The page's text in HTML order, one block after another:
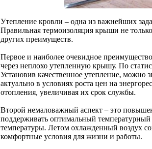
Утепление кровли – одна из важнейших
Правильная термоизоляция крыши не
других преимуществ.
Первое и наиболее очевидное
через неплохо утепленную крышу. По
Установив качественное утепление, можно
актуально в условиях роста цен на
отопления, увеличивая их срок службы.
Второй немаловажный аспект – это
поддерживать оптимальный
температуры. Летом охлажденный воздух
комфортные условия для жизни и работы.